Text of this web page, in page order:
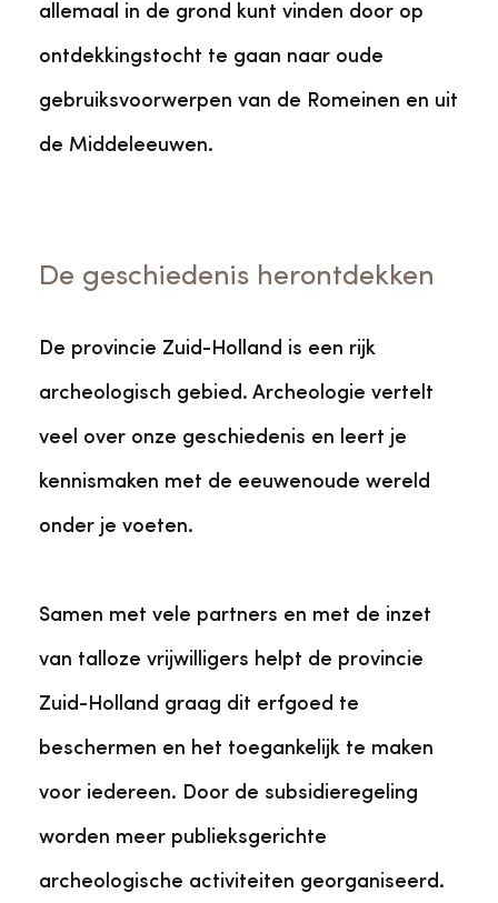
allemaal in de grond kunt vinden door op
ontdekkingstocht te gaan naar oude
gebruiksvoorwerpen van de Romeinen en uit
de Middeleeuwen.
De geschiedenis herontdekken
De provincie Zuid-Holland is een rijk
archeologisch gebied. Archeologie vertelt
veel over onze geschiedenis en leert je
kennismaken met de eeuwenoude wereld
onder je voeten.
Samen met vele partners en met de inzet
van talloze vrijwilligers helpt de provincie
Zuid-Holland graag dit erfgoed te
beschermen en het toegankelijk te maken
voor iedereen. Door de subsidieregeling
worden meer publieksgerichte
archeologische activiteiten georganiseerd.